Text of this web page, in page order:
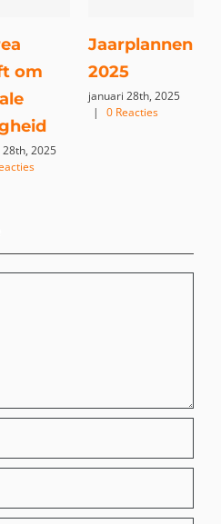
om
2025
Jaarplannen
2025
januari 28th, 2025
|
0 Reacties